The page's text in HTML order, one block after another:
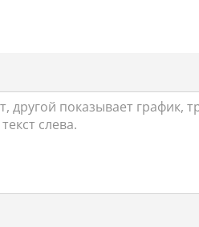
Песня